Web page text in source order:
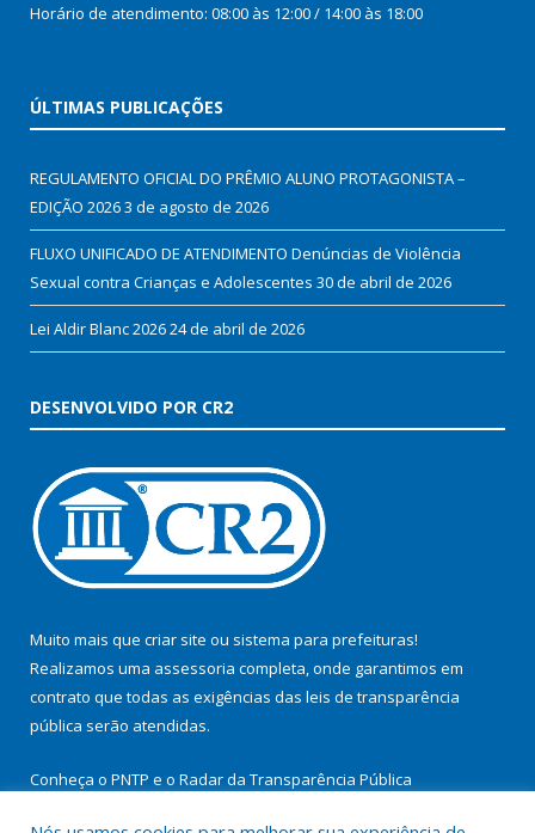
Horário de atendimento: 08:00 às 12:00 / 14:00 às 18:00
ÚLTIMAS PUBLICAÇÕES
REGULAMENTO OFICIAL DO PRÊMIO ALUNO PROTAGONISTA –
EDIÇÃO 20263 de agosto de 2026
FLUXO UNIFICADO DE ATENDIMENTO Denúncias de Violência
Sexual contra Crianças e Adolescentes 30 de abril de 2026
Lei Aldir Blanc 202624 de abril de 2026
DESENVOLVIDO POR CR2
Muito mais que criar site ou sistema para prefeituras!
Realizamos uma assessoria completa, onde garantimos em
contrato que todas as exigências das leis de transparência
pública serão atendidas.
Conheça o PNTP e o Radar da Transparência Pública